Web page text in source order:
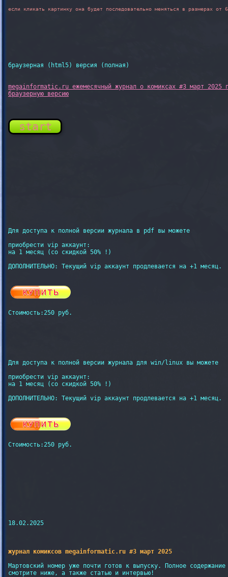
если кликать картинку она будет последовательно меняться в размерах от
браузерная (html5) версия (полная)
megainformatic.ru ежемесячный журнал о комиксах #3 март 2025
start
Для доступа к полной версии журнала в pdf вы можете
приобрести vip аккаунт:
на 1 месяц (со скидкой 50% !)
ДОПОЛНИТЕЛЬНО: Текущий vip аккаунт продлевается на +1 месяц.
Стоимость:250 руб.
Для доступа к полной версии журнала для win/linux вы можете
приобрести vip аккаунт:
на 1 месяц (со скидкой 50% !)
ДОПОЛНИТЕЛЬНО: Текущий vip аккаунт продлевается на +1 месяц.
Стоимость:250 руб.
18.02.2025
журнал комиксов megainformatic.ru #3 март 2025
Мартовский номер уже почти готов к выпуску. Полное
смотрите ниже, а также статью и интервью!